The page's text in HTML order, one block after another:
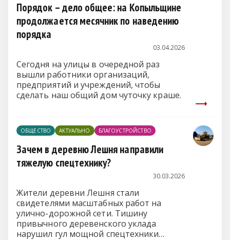
Порядок – дело общее: на Копыльщине
продолжается месячник по наведению
порядка
03.04.2026
Сегодня на улицы в очередной раз
вышли работники организаций,
предприятий и учреждений, чтобы
сделать наш общий дом чуточку краше.
ОБЩЕСТВО АКТУАЛЬНО БЛАГОУСТРОЙСТВО
Зачем в деревню Лешня направили
тяжелую спецтехнику?
30.03.2026
Жители деревни Лешня стали
свидетелями масштабных работ на
улично-дорожной сети. Тишину
привычного деревенского уклада
нарушил гул мощной спецтехники